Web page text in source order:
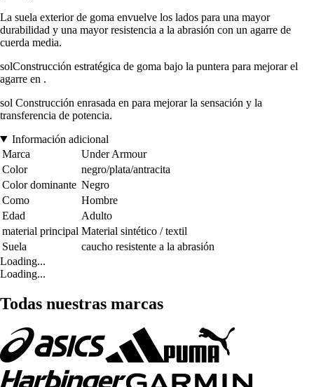
La suela exterior de goma envuelve los lados para una mayor
durabilidad y una mayor resistencia a la abrasión con un agarre de
cuerda media.
solConstrucción estratégica de goma bajo la puntera para mejorar el
agarre en .
sol Construcción enrasada en para mejorar la sensación y la
transferencia de potencia.
Información adicional
Marca
Under Armour
Color
negro/plata/antracita
Color dominante Negro
Como
Hombre
Edad
Adulto
material principal Material sintético / textil
Suela
caucho resistente a la abrasión
Loading...
Loading...
Todas nuestras marcas